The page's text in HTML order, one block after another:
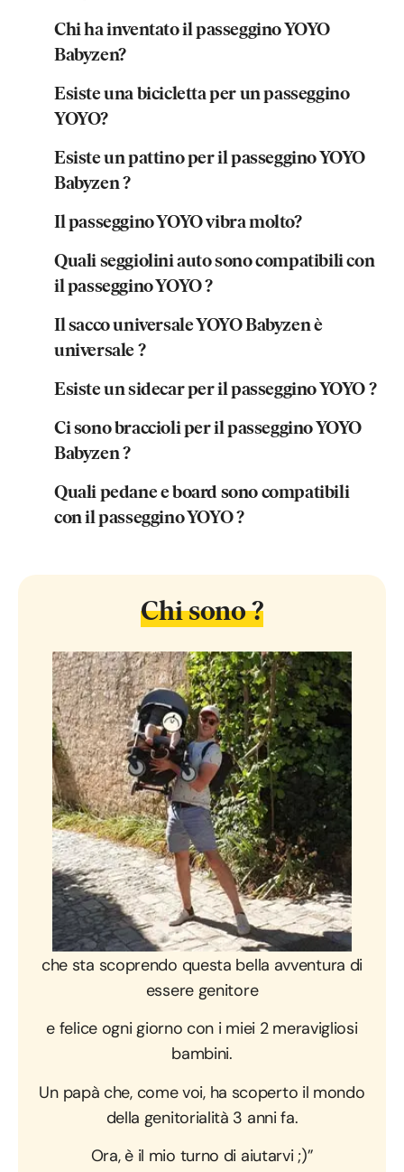
Chi ha inventato il passeggino YOYO
Babyzen?
Esiste una bicicletta per un passeggino
YOYO?
Esiste un pattino per il passeggino YOYO
Babyzen ?
Il passeggino YOYO vibra molto?
Quali seggiolini auto sono compatibili con
il passeggino YOYO ?
Il sacco universale YOYO Babyzen è
universale ?
Esiste un sidecar per il passeggino YOYO ?
Ci sono braccioli per il passeggino YOYO
Babyzen ?
Quali pedane e board sono compatibili
con il passeggino YOYO ?
Chi sono ?
“Ungiovane papà di 30 anni,
che sta scoprendo questa bella avventura di
essere genitore
e felice ogni giorno con i miei 2 meravigliosi
bambini.
Un papà che, come voi, ha scoperto il mondo
della genitorialità 3 anni fa.
Ora, è il mio turno di aiutarvi ;)”